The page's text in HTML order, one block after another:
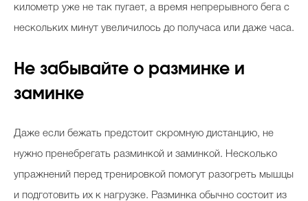
километр уже не так пугает, а время непрерывного бега с
нескольких минут увеличилось до получаса или даже часа.
Не забывайте о разминке и
заминке
Даже если бежать предстоит скромную дистанцию, не
нужно пренебрегать разминкой и заминкой. Несколько
упражнений перед тренировкой помогут разогреть мышцы
и подготовить их к нагрузке. Разминка обычно состоит из